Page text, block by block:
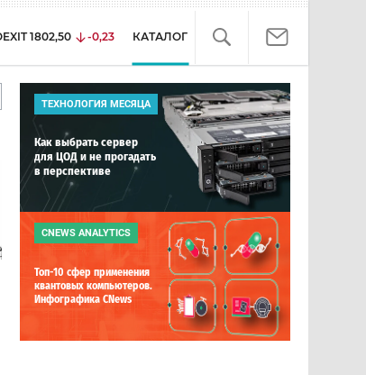
1802,50 -0,23 КАТАЛОГ
ТЕХНОЛОГИЯ МЕСЯЦА
Как выбрать сервер
для ЦОД и не прогадать
в перспективе
CNEWS ANALYTICS
Топ-10 сфер применения
квантовых компьютеров.
Инфографика CNews